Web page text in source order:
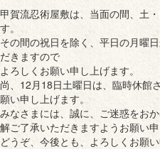
甲賀流忍術屋敷は、当面の間、土
す。
その間の祝日を除く、平日の月曜
だきますので
よろしくお願い申し上げます。
尚、12月18日土曜日は、臨時休館
願い申し上げます。
みなさまには、誠に、ご迷惑をお
解ご了承いただきますようお願い申
どうぞ、今後とも、よろしくお願い